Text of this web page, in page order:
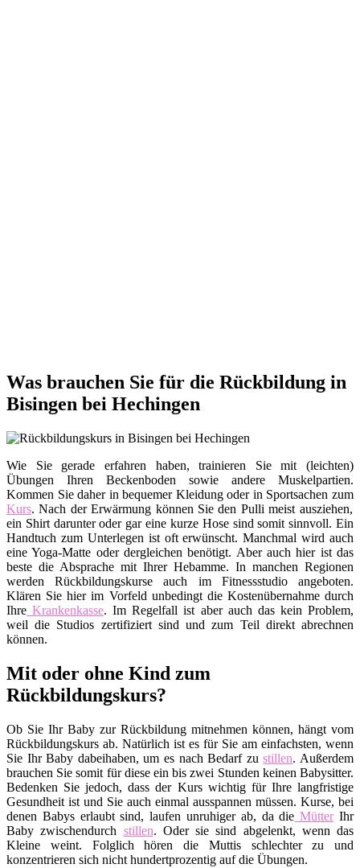
Was brauchen Sie für die Rückbildung in
Bisingen bei Hechingen
Wie Sie gerade erfahren haben, trainieren Sie mit (leichten)
Übungen Ihren Beckenboden sowie andere Muskelpartien.
Kommen Sie daher in bequemer Kleidung oder in Sportsachen zum
Kurs. Nach der Erwärmung können Sie den Pulli meist ausziehen,
ein Shirt darunter oder gar eine kurze Hose sind somit sinnvoll. Ein
Handtuch zum Unterlegen ist oft erwünscht. Manchmal wird auch
eine Yoga-Matte oder dergleichen benötigt. Aber auch hier ist das
beste die Absprache mit Ihrer Hebamme. In manchen Regionen
werden Rückbildungskurse auch im Fitnessstudio angeboten.
Klären Sie hier im Vorfeld unbedingt die Kostenübernahme durch
Ihre Krankenkasse. Im Regelfall ist aber auch das kein Problem,
weil die Studios zertifiziert sind und zum Teil direkt abrechnen
können.
Mit oder ohne Kind zum
Rückbildungskurs?
Ob Sie Ihr Baby zur Rückbildung mitnehmen können, hängt vom
Rückbildungskurs ab. Natürlich ist es für Sie am einfachsten, wenn
Sie Ihr Baby dabeihaben, um es nach Bedarf zustillen. Außerdem
brauchen Sie somit für diese ein bis zwei Stunden keinen Babysitter.
Bedenken Sie jedoch, dass der Kurs wichtig für Ihre langfristige
Gesundheit ist und Sie auch einmal ausspannen müssen. Kurse, bei
denen Babys erlaubt sind, laufen unruhiger ab, da die MütterIhr
Baby zwischendurch stillen. Oder sie sind abgelenkt, wenn das
Kleine weint. Folglich hören die Muttis schlechter zu und
konzentrieren sich nicht hundertprozentig auf die Übungen.